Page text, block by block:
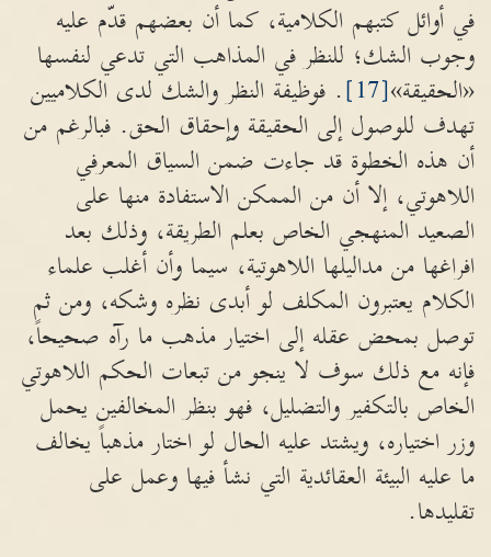
في أوائل كتبهم الكلامية، كما أن بعضهم قدّم عليه
وجوب الشك؛ للنظر في المذاهب التي تدعي لنفسها
«الحقيقة»[17]
. فوظيفة النظر والشك لدى الكلاميين
تهدف للوصول إلى الحقيقة وإحقاق الحق. فبالرغم من
أن هذه الخطوة قد جاءت ضمن السياق المعرفي
اللاهوتي، إلا أن من الممكن الاستفادة منها على
الصعيد المنهجي الخاص بعلم الطريقة، وذلك بعد
افراغها من مداليلها اللاهوتية، سيما وأن أغلب علماء
الكلام يعتبرون المكلف لو أبدى نظره وشكه، ومن ثم
توصل بمحض عقله إلى اختيار مذهب ما رآه صحيحاً،
فإنه مع ذلك سوف لا ينجو من تبعات الحكم اللاهوتي
الخاص بالتكفير والتضليل، فهو بنظر المخالفين يحمل
وزر اختياره، ويشتد عليه الحال لو اختار مذهباً يخالف
ما عليه البيئة العقائدية التي نشأ فيها وعمل على
تقليدها.